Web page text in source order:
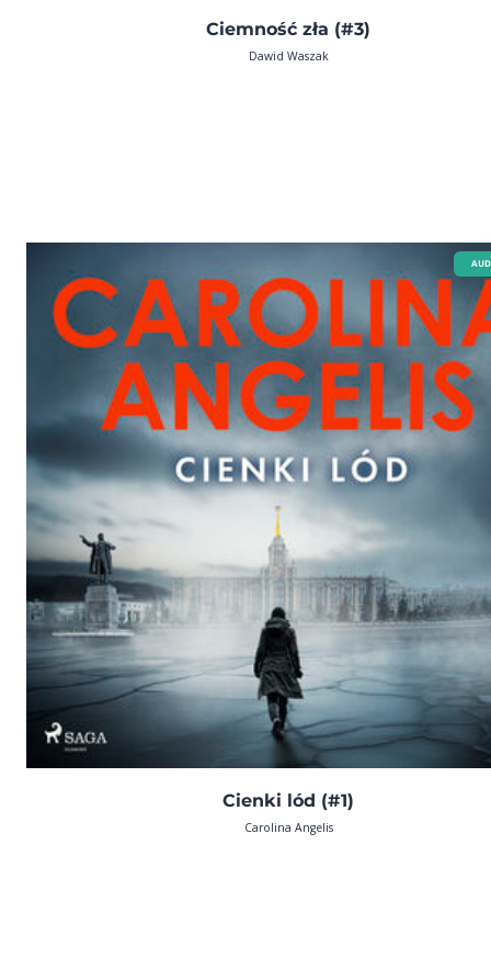
Ciemność zła (#3)
Dawid Waszak
Cienki lód (#1)
Carolina Angelis